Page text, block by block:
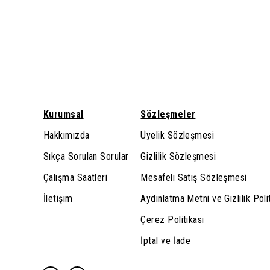
Kurumsal
Hakkımızda
Sıkça Sorulan Sorular
Çalışma Saatleri
İletişim
Sözleşmeler
Üyelik Sözleşmesi
Gizlilik Sözleşmesi
Mesafeli Satış Sözleşmesi
Aydınlatma Metni ve Gizlilik
Çerez Politikası
İptal ve İade